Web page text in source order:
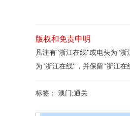
版权和免责申明
凡注有"浙江在线"或电头为"浙
为"浙江在线"，并保留"浙江在
标签： 澳门;通关